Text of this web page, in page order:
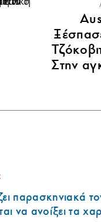
Στην
παρασκηνιακά
να ανοίξει τα